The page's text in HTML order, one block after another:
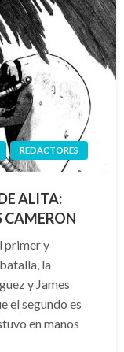
REDACTORES
ALITA:
CAMERON
primer y
la
y James
el segundo es
en manos